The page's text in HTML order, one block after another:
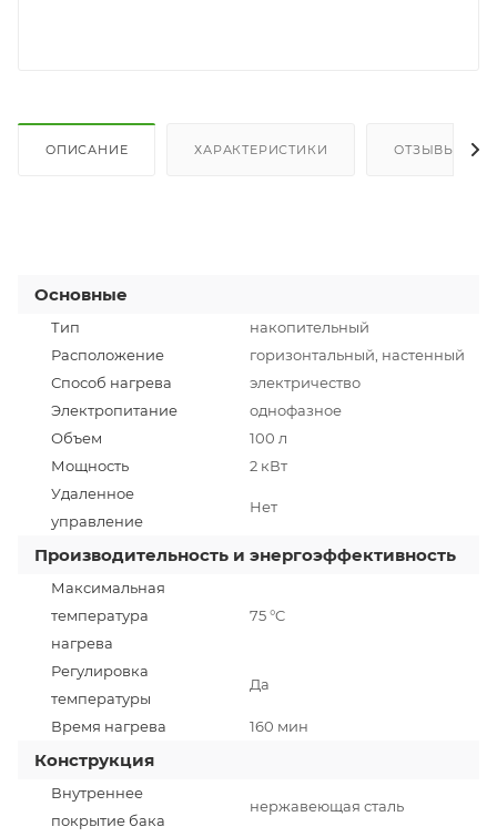
ОПИСАНИЕ ХАРАКТЕРИСТИКИ ОТЗЫВЫ
Основные
Тип
накопительный
Расположение
горизонтальный, настенный
Способ нагрева
электричество
Электропитание
однофазное
Объем
100 л
Мощность
2 кВт
Удаленное
управление
Нет
Производительность и энергоэффективность
Максимальная
температура
нагрева
75 °C
Регулировка
температуры
Да
Время нагрева 160 мин
Конструкция
Внутреннее
покрытие бака
нержавеющая сталь